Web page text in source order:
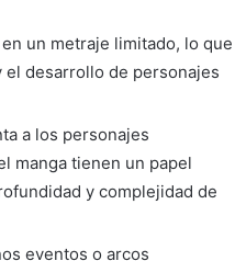
un metraje limitado, lo que
desarrollo de personajes
a los personajes
manga tienen un papel
y complejidad de
eventos o arcos